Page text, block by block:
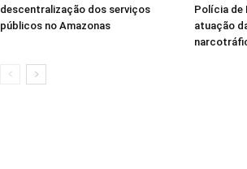
descentralização dos serviços
públicos no Amazonas
Polícia de
atuação